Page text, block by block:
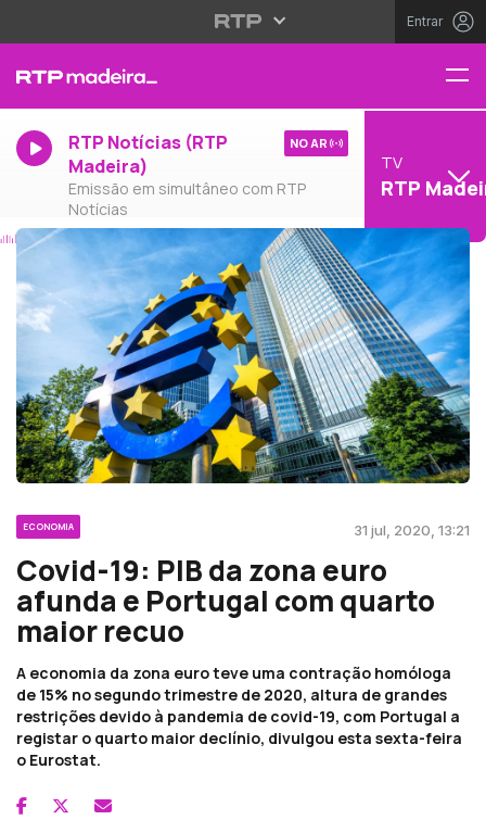
Entrar
RTP Notícias (RTP
Madeira)
Emissão em simultâneo com RTP
Notícias
NO AR
TV
RTP
ECONOMIA 31 jul, 2020, 13:21
Covid-19: PIB da zona euro
afunda e Portugal com quarto
maior recuo
A economia da zona euro teve uma contração homóloga
de 15% no segundo trimestre de 2020, altura de grandes
restrições devido à pandemia de covid-19, com Portugal a
registar o quarto maior declínio, divulgou esta sexta-feira
o Eurostat.